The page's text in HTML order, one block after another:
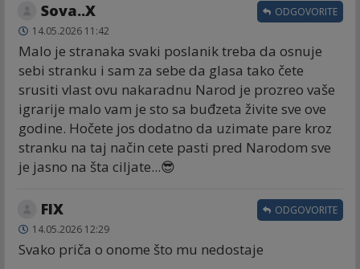
Sova..X
14.05.2026 11:42
Malo je stranaka svaki poslanik treba da osnuje
sebi stranku i sam za sebe da glasa tako čete
srusiti vlast ovu nakaradnu Narod je prozreo vaše
igrarije malo vam je sto sa buđzeta živite sve ove
godine. Hočete jos dodatno da uzimate pare kroz
stranku na taj način cete pasti pred Narodom sve
je jasno na šta ciljate...😎
ODGOVORITE
FIX
14.05.2026 12:29
Svako priča o onome što mu nedostaje
ODGOVORITE